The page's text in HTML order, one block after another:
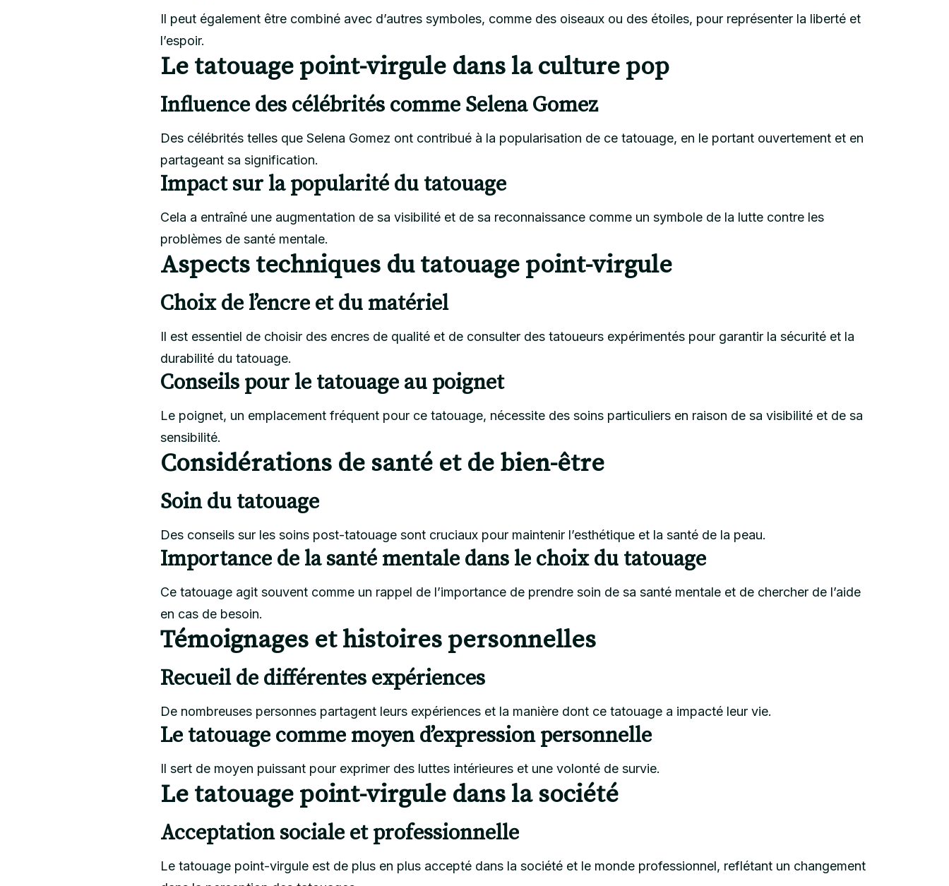
Il peut également être combiné avec d’autres symboles, comme des oiseaux ou des étoiles, pour représenter la liberté et
l’espoir.
Le tatouage point-virgule dans la culture pop
Influence des célébrités comme Selena Gomez
Des célébrités telles que Selena Gomez ont contribué à la popularisation de ce tatouage, en le portant ouvertement et en
partageant sa signification.
Impact sur la popularité du tatouage
Cela a entraîné une augmentation de sa visibilité et de sa reconnaissance comme un symbole de la lutte contre les
problèmes de santé mentale.
Aspects techniques du tatouage point-virgule
Choix de l’encre et du matériel
Il est essentiel de choisir des encres de qualité et de consulter des tatoueurs expérimentés pour garantir la sécurité et la
durabilité du tatouage.
Conseils pour le tatouage au poignet
Le poignet, un emplacement fréquent pour ce tatouage, nécessite des soins particuliers en raison de sa visibilité et de sa
sensibilité.
Considérations de santé et de bien-être
Soin du tatouage
Des conseils sur les soins post-tatouage sont cruciaux pour maintenir l’esthétique et la santé de la peau.
Importance de la santé mentale dans le choix du tatouage
Ce tatouage agit souvent comme un rappel de l’importance de prendre soin de sa santé mentale et de chercher de l’aide
en cas de besoin.
Témoignages et histoires personnelles
Recueil de différentes expériences
De nombreuses personnes partagent leurs expériences et la manière dont ce tatouage a impacté leur vie.
Le tatouage comme moyen d’expression personnelle
Il sert de moyen puissant pour exprimer des luttes intérieures et une volonté de survie.
Le tatouage point-virgule dans la société
Acceptation sociale et professionnelle
Le tatouage point-virgule est de plus en plus accepté dans la société et le monde professionnel, reflétant un changement